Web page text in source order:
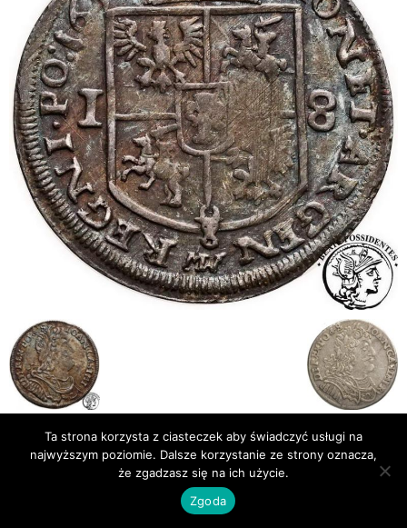
Publikacje
Bibliografia
© Newsmag WordPress Theme by TagDiv
Ta strona korzysta z ciasteczek aby świadczyć usługi na
najwyższym poziomie. Dalsze korzystanie ze strony oznacza,
że zgadzasz się na ich użycie.
Zgoda